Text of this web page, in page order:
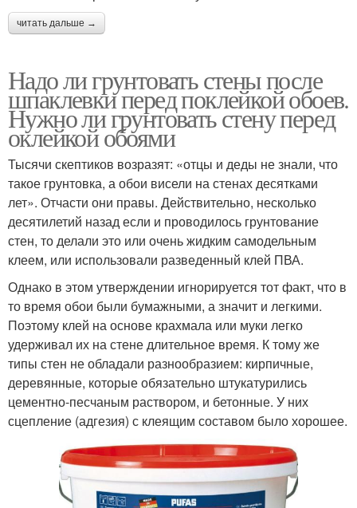
читать дальше →
Надо ли грунтовать стены после
шпаклевки перед поклейкой обоев.
Нужно ли грунтовать стену перед
оклейкой обоями
Тысячи скептиков возразят: «отцы и деды не знали, что
такое грунтовка, а обои висели на стенах десятками
лет». Отчасти они правы. Действительно, несколько
десятилетий назад если и проводилось грунтование
стен, то делали это или очень жидким самодельным
клеем, или использовали разведенный клей ПВА.
Однако в этом утверждении игнорируется тот факт, что в
то время обои были бумажными, а значит и легкими.
Поэтому клей на основе крахмала или муки легко
удерживал их на стене длительное время. К тому же
типы стен не обладали разнообразием: кирпичные,
деревянные, которые обязательно штукатурились
цементно-песчаным раствором, и бетонные. У них
сцепление (адгезия) с клеящим составом было хорошее.